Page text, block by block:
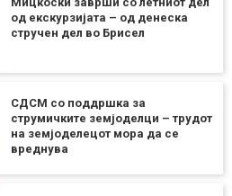
од екскурзијата – од денеска
стручен дел во Брисел
СДСМ со поддршка за
струмичките земјоделци – трудот
на земјоделецот мора да се
вреднува